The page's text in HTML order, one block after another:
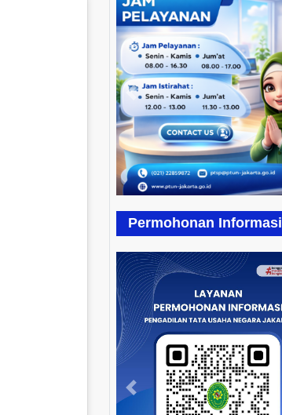
Previous
Permohonan Informasi
Previous